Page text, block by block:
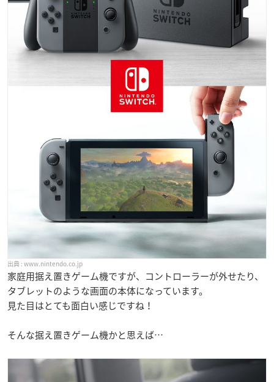
www.nintendo.co.jp
家庭用据え置きゲーム機ですが、コントローラーが外せたり、
タブレットのような画面の本体になっています。
見た目はとても面白い感じですね！
そんな据え置きゲーム機かと思えば…